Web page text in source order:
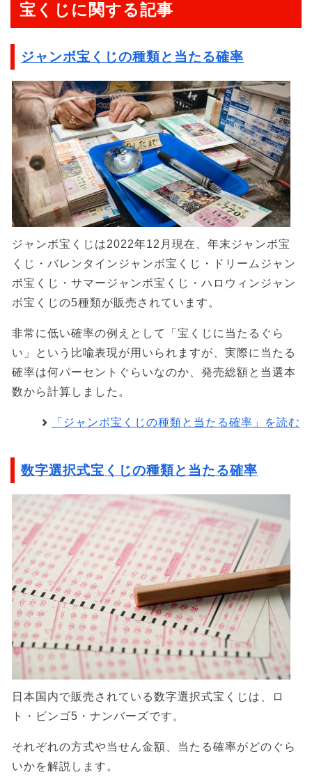
宝くじに関する記事
ジャンボ宝くじの種類と当たる確率
ジャンボ宝くじは2022年12月現在、年末ジャンボ宝
くじ・バレンタインジャンボ宝くじ・ドリームジャン
ボ宝くじ・サマージャンボ宝くじ・ハロウィンジャン
ボ宝くじの5種類が販売されています。
非常に低い確率の例えとして「宝くじに当たるぐら
い」という比喩表現が用いられますが、実際に当たる
確率は何パーセントぐらいなのか、発売総額と当選本
数から計算しました。
「ジャンボ宝くじの種類と当たる確率」を読む
数字選択式宝くじの種類と当たる確率
日本国内で販売されている数字選択式宝くじは、ロ
ト・ビンゴ5・ナンバーズです。
それぞれの方式や当せん金額、当たる確率がどのぐら
いかを解説します。